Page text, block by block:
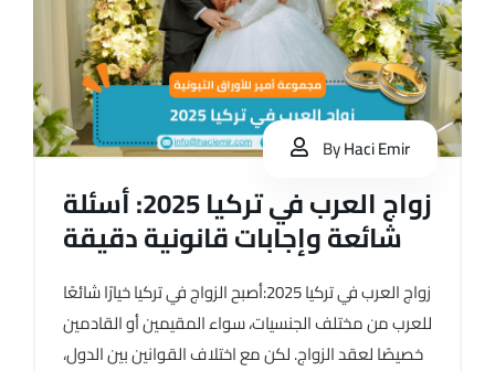
ByHaci Emir
زواج العرب في تركيا 2025: أسئلة
شائعة وإجابات قانونية دقيقة
زواج العرب في تركيا 2025:أصبح الزواج في تركيا خيارًا شائعًا
للعرب من مختلف الجنسيات، سواء المقيمين أو القادمين
خصيصًا لعقد الزواج. لكن مع اختلاف القوانين بين الدول،